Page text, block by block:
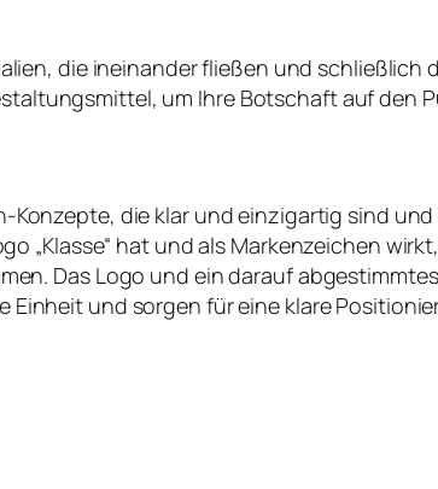
die ineinander fließen und schließlich
um Ihre Botschaft auf den
die klar und einzigartig sind
„Klasse“ hat und als Markenzeichen
Das Logo und ein darauf
und sorgen für eine klare